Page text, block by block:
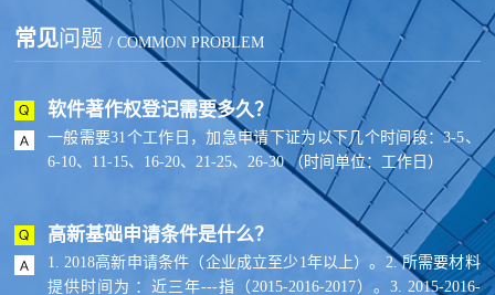
常见问题 / COMMON PROBLEM
软件著作权登记需要多久？
一般需要31个工作日，加急申请下证为以下几个时间段：3-5、
6-10、11-15、16-20、21-25、26-30 （时间单位：工作日）
高新基础申请条件是什么？
1. 2018高新申请条件（企业成立至少1年以上）。2. 所需要材料
提供时间为 ：近三年---指（2015-2016-2017）。3. 2015-2016-